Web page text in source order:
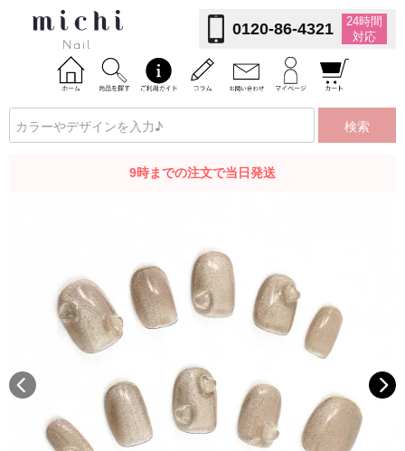
0120-86-4321
24時間
対応
検索
9時までの注文で当日発送